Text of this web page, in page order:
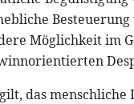
Möglichkeit im
das